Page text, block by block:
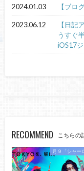
2024.01.03 【ブロ
2023.06.12
【日記
うすぐ
iOS17
RECOMMEND こちらの
月９「シャー